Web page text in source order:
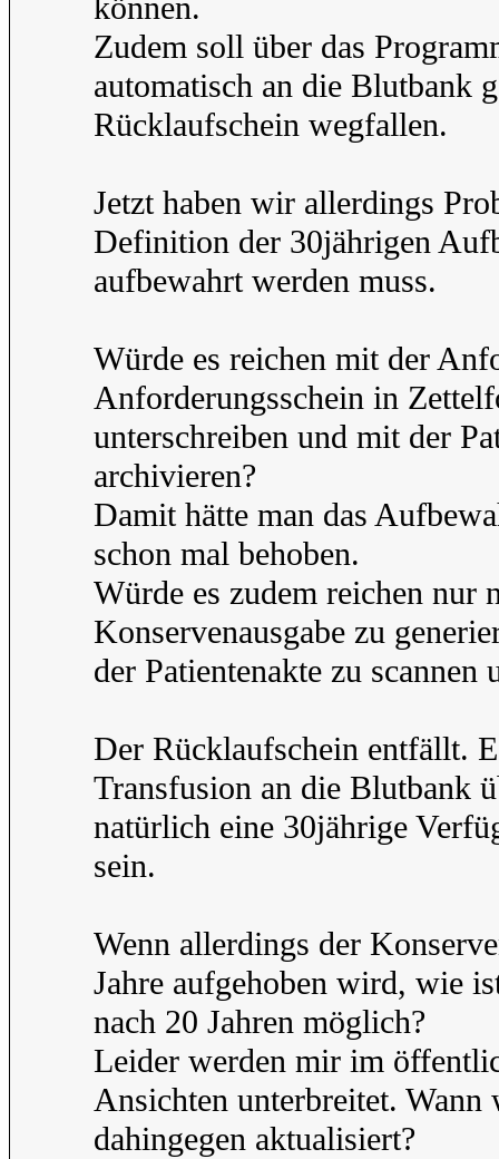
können.
Zudem soll über das
automatisch an die Blutbank
Rücklaufschein wegfallen.
Jetzt haben wir allerdings
Definition der 30jährigen
aufbewahrt werden muss.
Würde es reichen mit der
Anforderungsschein in
unterschreiben und mit der
archivieren?
Damit hätte man das
schon mal behoben.
Würde es zudem reichen nur
Konservenausgabe zu
der Patientenakte zu
Der Rücklaufschein entfällt.
Transfusion an die Blutbank
natürlich eine 30jährige
sein.
Wenn allerdings der
Jahre aufgehoben wird, wie
nach 20 Jahren möglich?
Leider werden mir im
Ansichten unterbreitet.
dahingegen aktualisiert?